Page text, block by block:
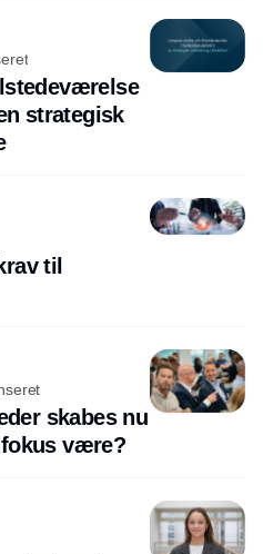
strategisk
til
skabes nu
være?